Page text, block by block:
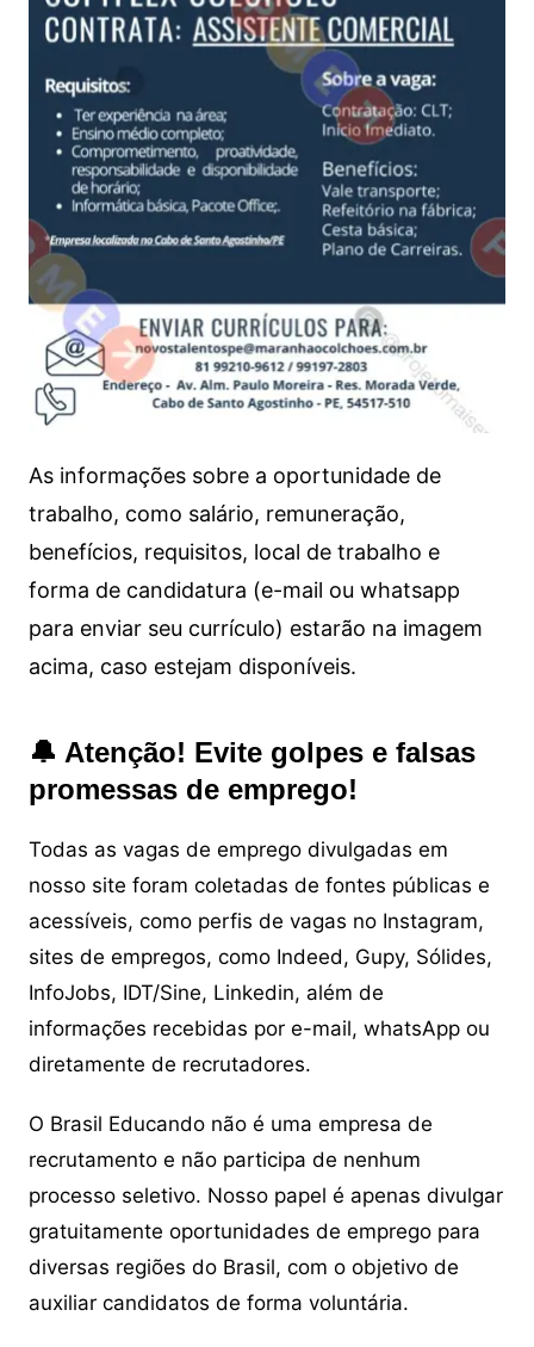
As informações sobre a oportunidade de
trabalho, como salário, remuneração,
benefícios, requisitos, local de trabalho e
forma de candidatura (e-mail ou whatsapp
para enviar seu currículo) estarão na imagem
acima, caso estejam disponíveis.
🔔 Atenção! Evite golpes e falsas
promessas de emprego!
Todas as vagas de emprego divulgadas em
nosso site foram coletadas de fontes públicas e
acessíveis, como perfis de vagas no Instagram,
sites de empregos, como Indeed, Gupy, Sólides,
InfoJobs, IDT/Sine, Linkedin, além de
informações recebidas por e-mail, whatsApp ou
diretamente de recrutadores.
O Brasil Educando não é uma empresa de
recrutamento e não participa de nenhum
processo seletivo. Nosso papel é apenas divulgar
gratuitamente oportunidades de emprego para
diversas regiões do Brasil, com o objetivo de
auxiliar candidatos de forma voluntária.